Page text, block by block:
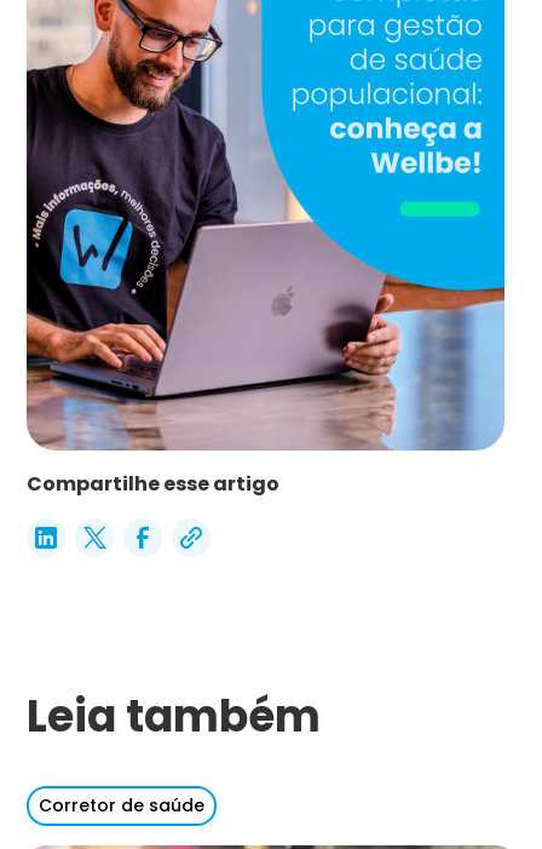
Compartilhe esse artigo
Leia também
Corretor de saúde